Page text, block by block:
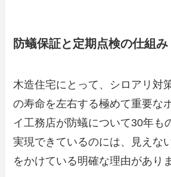
防蟻保証と定期点検の仕組み
木造住宅にとって、シロアリ対
の寿命を左右する極めて重要な
イ工務店が防蟻について30年も
実現できているのには、見えな
をかけている明確な理由があり